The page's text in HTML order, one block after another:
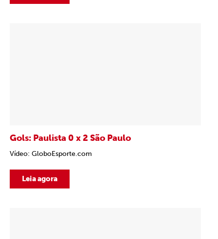
Gols: Paulista 0 x 2 São Paulo
Vídeo: GloboEsporte.com
Leia agora